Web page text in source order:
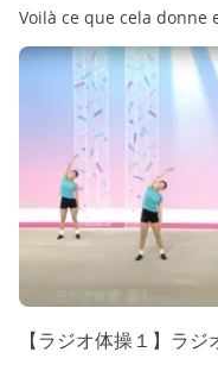
Voilà ce que cela donne
【ラジオ体操１】ラジ